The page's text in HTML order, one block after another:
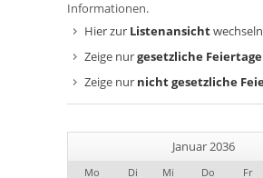
Informationen.
Hier zur Listenansichtwechseln
Zeige nurgesetzliche Feiertage
Zeige nur nicht gesetzliche
Januar 2036
Mo Di Mi Do Fr